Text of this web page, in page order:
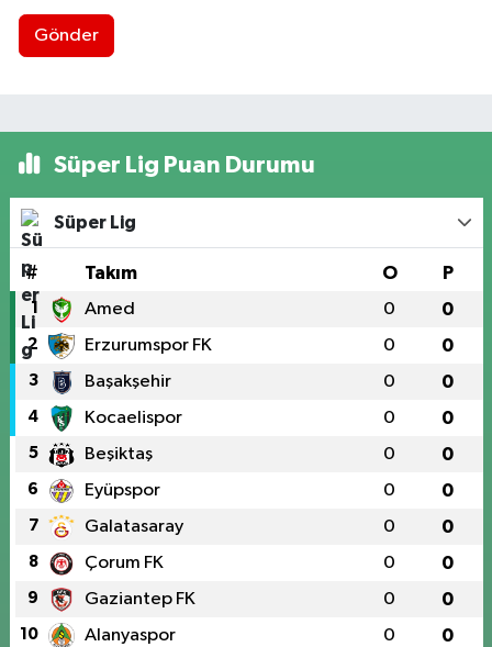
Gönder
Süper Lig Puan Durumu
Süper Lig
# Takım O P
1 Amed 0 0
2 Erzurumspor FK 0 0
3 Başakşehir 0 0
4 Kocaelispor 0 0
5 Beşiktaş 0 0
6 Eyüpspor 0 0
7 Galatasaray 0 0
8 Çorum FK 0 0
9 Gaziantep FK 0 0
10 Alanyaspor 0 0